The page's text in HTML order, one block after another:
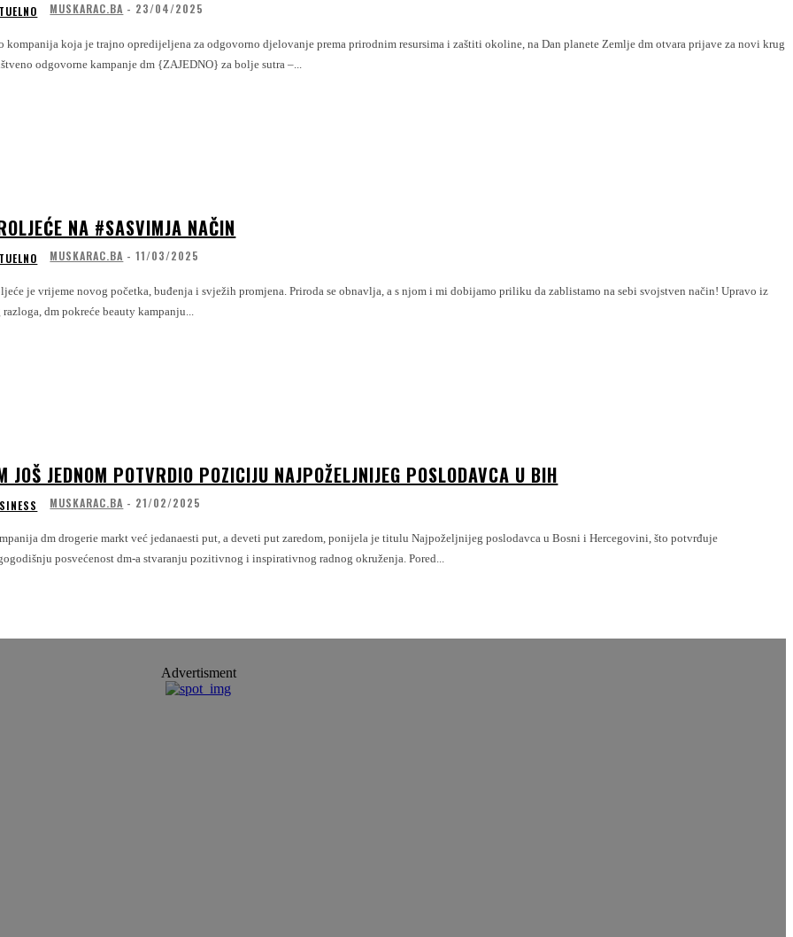
MUSKARAC.BA - 23/04/2025
kompanija koja je trajno opredijeljena za odgovorno djelovanje prema prirodnim resursima i zaštiti okoline, na Dan planete Zemlje dm otvara prijave za novi krug
odgovorne kampanje dm {ZAJEDNO} za bolje sutra –...
NA #SASVIMJA NAČIN
MUSKARAC.BA - 11/03/2025
je vrijeme novog početka, buđenja i svježih promjena. Priroda se obnavlja, a s njom i mi dobijamo priliku da zablistamo na sebi svojstven način! Upravo iz
razloga, dm pokreće beauty kampanju...
JOŠ JEDNOM POTVRDIO POZICIJU NAJPOŽELJNIJEG POSLODAVCA U BIH
MUSKARAC.BA - 21/02/2025
dm drogerie markt već jedanaesti put, a deveti put zaredom, ponijela je titulu Najpoželjnijeg poslodavca u Bosni i Hercegovini, što potvrđuje
posvećenost dm-a stvaranju pozitivnog i inspirativnog radnog okruženja. Pored...
Advertisment